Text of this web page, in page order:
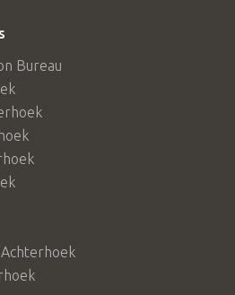
Bureau